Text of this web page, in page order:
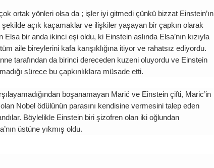
ortak yönleri olsa da ; işler iyi gitmedi çünkü bizzat Einstein’ın
şekilde açık kaçamaklar ve ilişkiler yaşayan bir çapkın olarak
bir anda ikinci eşi oldu, ki Einstein aslında Elsa’nın kızıyla
aile bireylerini kafa karışıklığına itiyor ve rahatsız ediyordu.
tarafından da birinci dereceden kuzeni oluyordu ve Einstein
sürece bu çapkınlıklara müsade etti.
boşanamayan Marić ve Einstein çifti, Maric’in
Nobel ödülünün parasını kendisine vermesini talep eden
Böylelikle Einstein biri şizofren olan iki oğlundan
üstüne yıkmış oldu.